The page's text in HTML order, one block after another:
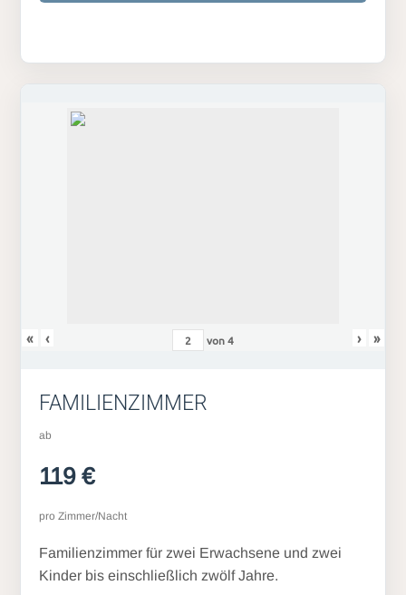
« ‹ von4 › »
FAMILIENZIMMER
ab
119 €
pro Zimmer/Nacht
Familienzimmer für zwei Erwachsene und zwei
Kinder bis einschließlich zwölf Jahre.